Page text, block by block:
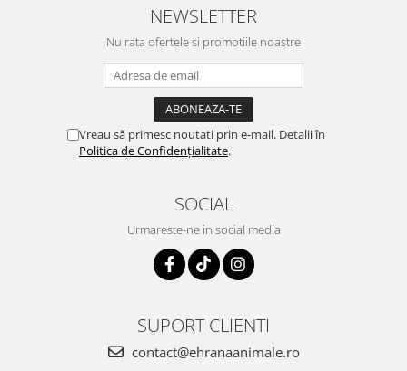
NEWSLETTER
Nu rata ofertele si promotiile noastre
Vreau să primesc noutati prin e-mail. Detalii în
Politica de Confidențialitate.
SOCIAL
Urmareste-ne in social media
SUPORT CLIENTI
contact@ehranaanimale.ro